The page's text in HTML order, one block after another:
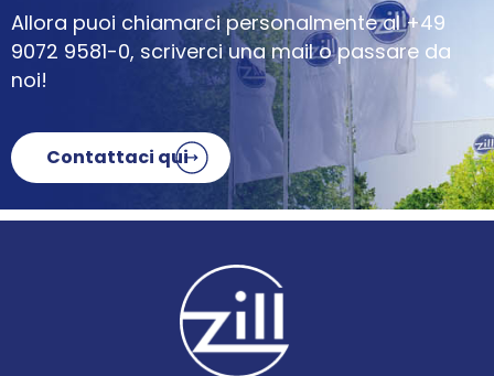
Allora puoi chiamarci personalmente al+49
9072 9581-0, scriverci una mail o passare da
noi!
Contattaci qui